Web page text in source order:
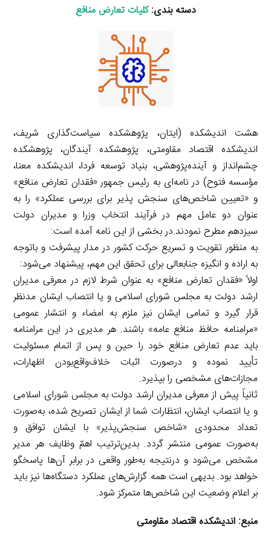
دسته بندی: کلیات تعارض منافع
هشت اندیشکده (ایتان، پژوهشکده سیاست‌گذاری شریف،
اندیشکده اقتصاد مقاومتی، پژوهشکده آیندگان، پژوهشکده
چشم‌انداز و آینده‌پژوهشی، بنیاد توسعه فردا، اندیشکده معنا،
مؤسسه فتوح) در نامه‌ای به رئیس جمهور «فقدان تعارض منافع»
و «تعیین شاخص‌های سنجش پذیر برای بررسی عملکرد» را به
عنوان دو عامل مهم در فرآیند انتخاب وزرا و مدیران دولت
سیزدهم مطرح نمودند.در بخشی از این نامه آمده است:
به منظور تقویت و تسریع حرکت کشور در مدار پیشرفت و باتوجه
به اراده و انگیزه جنابعالی برای تحقق این مهم، پیشنهاد می‌شود:
اولاً «فقدان تعارض منافع» به عنوان شرط لازم در معرفی مدیران
ارشد دولت به مجلس شورای اسلامی و یا انتصاب ایشان مدنظر
قرار گیرد و تمامی ایشان نیز ملزم به امضاء و انتشار عمومی
«مرامنامه حافظ منافع عامه» باشند. هر مدیری در این مرامنامه
باید عدم تعارض منافع خود را حین و پس از اتمام مسئولیت
تأیید نموده و درصورت اثبات خلاف‌واقع‌بودن اظهارات،
مجازات‌های مشخصی را بپذیرد.
ثانیاً پیش از معرفی مدیران ارشد دولت به مجلس شورای اسلامی
و یا انتصاب ایشان، انتظارات شما از ایشان تصریح شده، به‌صورت
تعداد محدودی «شاخص سنجش‌پذیر» با ایشان توافق و
به‌صورت عمومی منتشر گردد. بدین‌ترتیب اهمّ وظایف هر مدیر
مشخص می‌شود و درنتیجه به‌طور واقعی در برابر آن‌ها پاسخگو
خواهد بود. بدیهی است همه گزارش‌های عملکرد دستگاه‌ها نیز باید
بر اعلام وضعیت این شاخص‌ها متمرکز شود.
منبع:اندیشکده اقتصاد مقاومتی